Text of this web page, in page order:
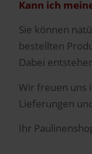
Kann ich
Sie können
bestellten
Dabei
Wir freuen uns
Lieferungen
Ihr